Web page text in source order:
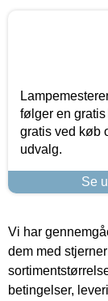
følger en
gratis ved køb
udvalg.
Se
Vi har
dem med
betingelser,